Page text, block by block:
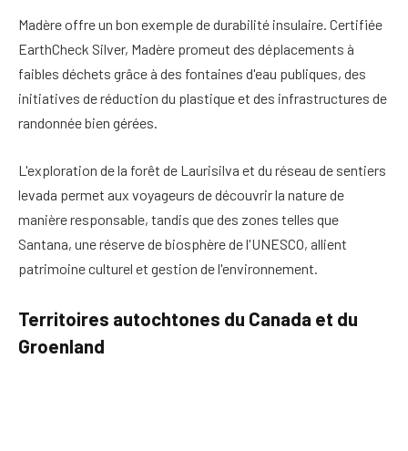
Madèreoffre un bon exemple de durabilité insulaire. Certifiée
EarthCheck Silver, Madère promeut des déplacements à
faibles déchets grâce à des fontaines d'eau publiques, des
initiatives de réduction du plastique et des infrastructures de
randonnée bien gérées.
L'exploration de la forêt de Laurisilva et du réseau de sentiers
levada permet aux voyageurs de découvrir la nature de
manière responsable, tandis que des zones telles que
Santana, une réserve de biosphère de l'UNESCO, allient
patrimoine culturel et gestion de l'environnement.
Territoires autochtones du Canada et du
Groenland